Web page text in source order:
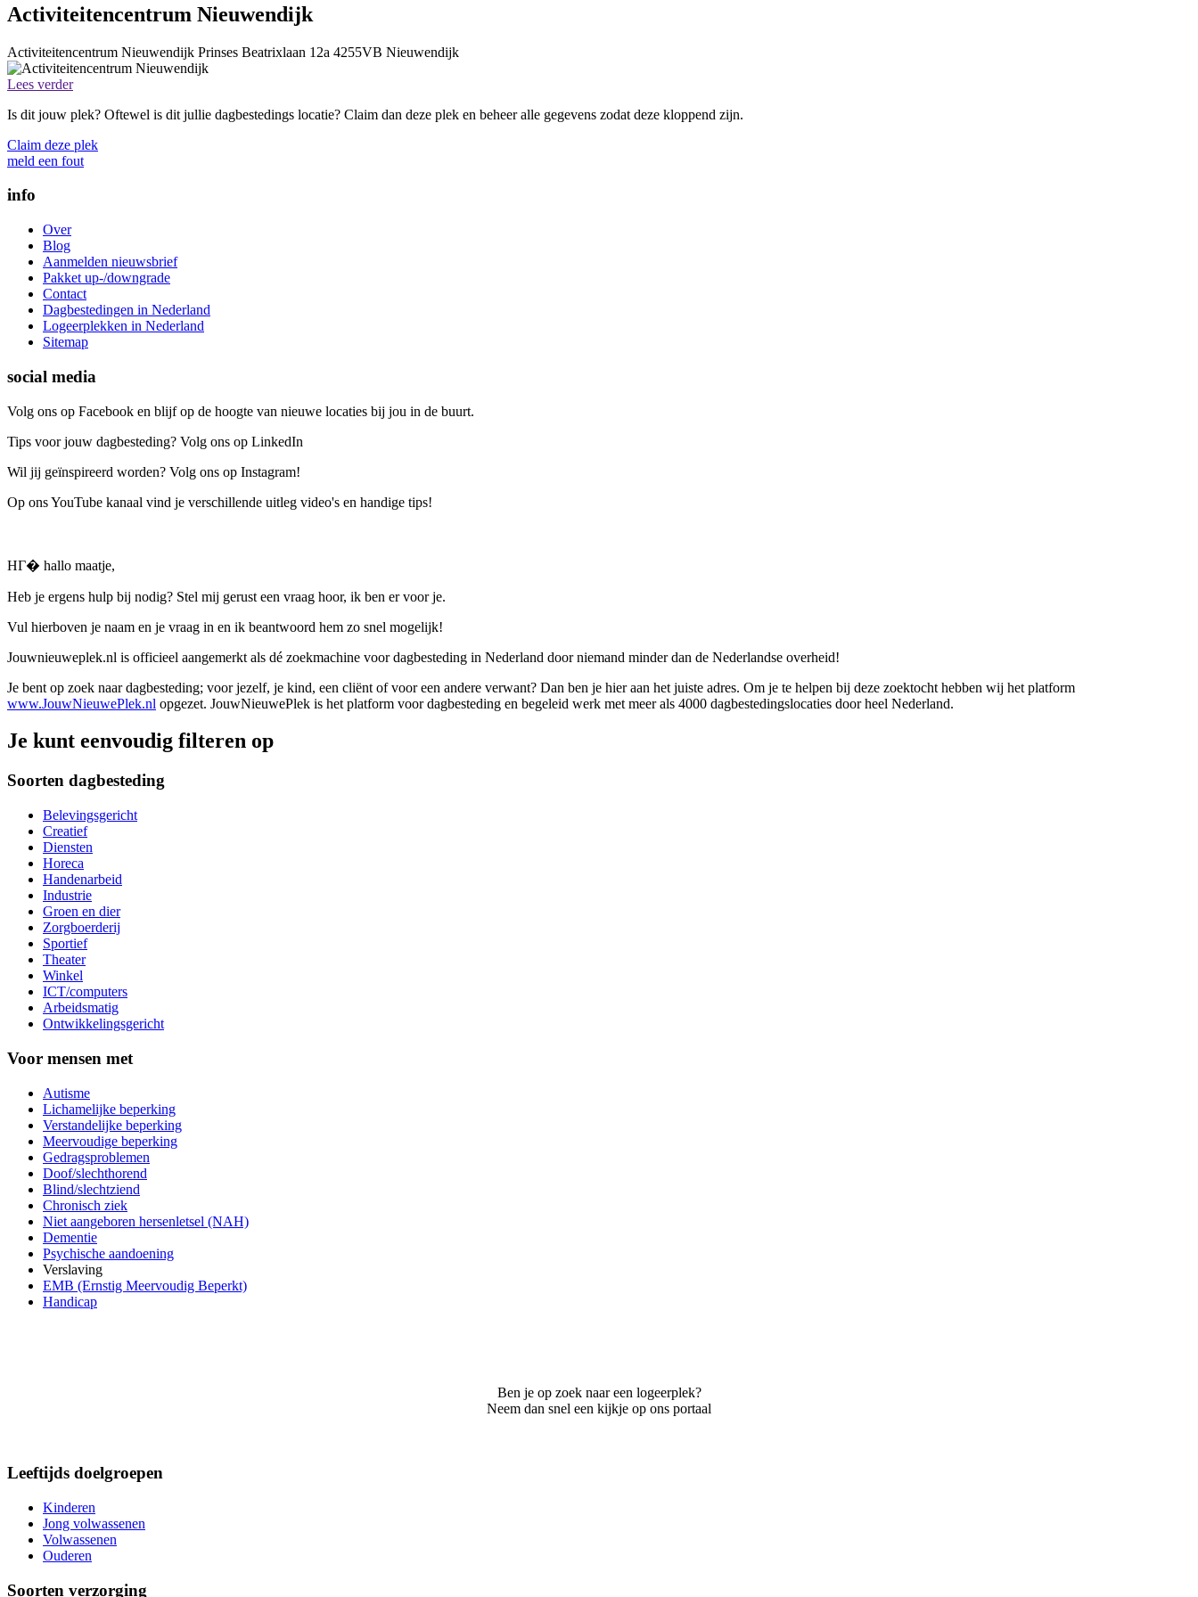
Activiteitencentrum Nieuwendijk
Activiteitencentrum Nieuwendijk Prinses Beatrixlaan 12a 4255VB Nieuwendijk
Lees verder
Is dit jouw plek? Oftewel is dit jullie dagbestedings locatie? Claim dan deze plek en beheer alle gegevens zodat deze kloppend zijn.
Claim deze plek
meld een fout
info
Over
Blog
Aanmelden nieuwsbrief
Pakket up-/downgrade
Contact
Dagbestedingen in Nederland
Logeerplekken in Nederland
Sitemap
social media
Volg ons op Facebook en blijf op de hoogte van nieuwe locaties bij jou in de buurt.
Tips voor jouw dagbesteding? Volg ons op LinkedIn
Wil jij geïnspireerd worden? Volg ons op Instagram!
Op ons YouTube kanaal vind je verschillende uitleg video's en handige tips!
HГ� hallo maatje,
Heb je ergens hulp bij nodig? Stel mij gerust een vraag hoor, ik ben er voor je.
Vul hierboven je naam en je vraag in en ik beantwoord hem zo snel mogelijk!
Jouwnieuweplek.nl is officieel aangemerkt als dé zoekmachine voor dagbesteding in Nederland door niemand minder dan de Nederlandse overheid!
Je bent op zoek naar dagbesteding; voor jezelf, je kind, een cliënt of voor een andere verwant? Dan ben je hier aan het juiste adres. Om je te helpen bij deze zoektocht hebben wij het platform
www.JouwNieuwePlek.nl opgezet. JouwNieuwePlek is het platform voor dagbesteding en begeleid werk met meer als 4000 dagbestedingslocaties door heel Nederland.
Je kunt eenvoudig filteren op
Soorten dagbesteding
Belevingsgericht
Creatief
Diensten
Horeca
Handenarbeid
Industrie
Groen en dier
Zorgboerderij
Sportief
Theater
Winkel
ICT/computers
Arbeidsmatig
Ontwikkelingsgericht
Voor mensen met
Autisme
Lichamelijke beperking
Verstandelijke beperking
Meervoudige beperking
Gedragsproblemen
Doof/slechthorend
Blind/slechtziend
Chronisch ziek
Niet aangeboren hersenletsel (NAH)
Dementie
Psychische aandoening
Verslaving
EMB (Ernstig Meervoudig Beperkt)
Handicap
Ben je op zoek naar een logeerplek?
Neem dan snel een kijkje op ons portaal
Leeftijds doelgroepen
Kinderen
Jong volwassenen
Volwassenen
Ouderen
Soorten verzorging